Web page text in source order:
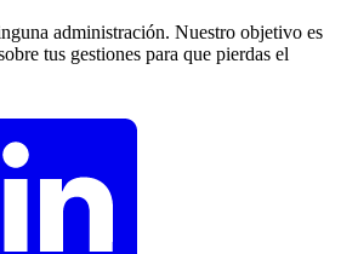
administración. Nuestro objetivo es
tus gestiones para que pierdas el